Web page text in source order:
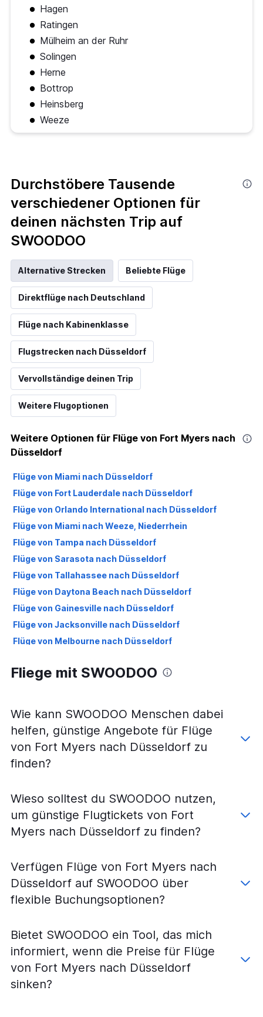
Hagen
Ratingen
Mülheim an der Ruhr
Solingen
Herne
Bottrop
Heinsberg
Weeze
Durchstöbere Tausende
verschiedener Optionen für
deinen nächsten Trip auf
SWOODOO
Alternative Strecken Beliebte Flüge
Direktflüge nach Deutschland
Flüge nach Kabinenklasse
Flugstrecken nach Düsseldorf
Vervollständige deinen Trip
Weitere Flugoptionen
Weitere Optionen für Flüge von Fort Myers nach
Düsseldorf
Flüge von Miami nach Düsseldorf
Flüge von Fort Lauderdale nach Düsseldorf
Flüge von Orlando International nach Düsseldorf
Flüge von Miami nach Weeze, Niederrhein
Flüge von Tampa nach Düsseldorf
Flüge von Sarasota nach Düsseldorf
Flüge von Tallahassee nach Düsseldorf
Flüge von Daytona Beach nach Düsseldorf
Flüge von Gainesville nach Düsseldorf
Flüge von Jacksonville nach Düsseldorf
Flüge von Melbourne nach Düsseldorf
Fliege mit SWOODOO
Wie kann SWOODOO Menschen dabei
helfen, günstige Angebote für Flüge
von Fort Myers nach Düsseldorf zu
finden?
Wieso solltest du SWOODOO nutzen,
um günstige Flugtickets von Fort
Myers nach Düsseldorf zu finden?
Verfügen Flüge von Fort Myers nach
Düsseldorf auf SWOODOO über
flexible Buchungsoptionen?
Bietet SWOODOO ein Tool, das mich
informiert, wenn die Preise für Flüge
von Fort Myers nach Düsseldorf
sinken?